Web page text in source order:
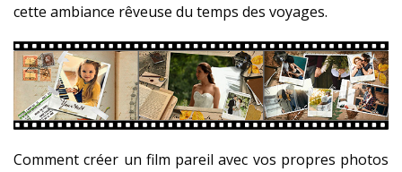
cette ambiance rêveuse du temps des voyages.
Comment créer un film pareil avec vos propres photos